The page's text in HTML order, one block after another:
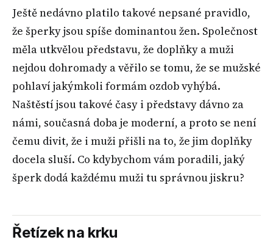
Ještě nedávno platilo takové nepsané pravidlo,
že šperky jsou spíše dominantou žen. Společnost
měla utkvělou představu, že doplňky a muži
nejdou dohromady a věřilo se tomu, že se mužské
pohlaví jakýmkoli formám ozdob vyhýbá.
Naštěstí jsou takové časy i představy dávno za
námi, současná doba je moderní, a proto se není
čemu divit, že i muži přišli na to, že jim doplňky
docela sluší. Co kdybychom vám poradili, jaký
šperk dodá každému muži tu správnou jiskru?
Řetízek na krku